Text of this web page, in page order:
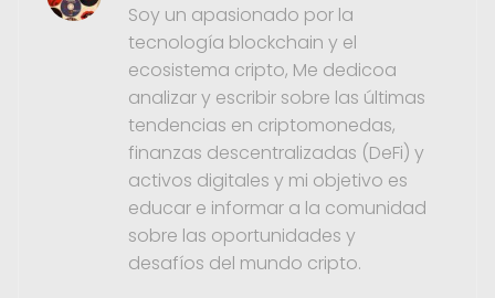
Soy un apasionado por la
tecnología blockchain y el
ecosistema cripto, Me dedicoa
analizar y escribir sobre las últimas
tendencias en criptomonedas,
finanzas descentralizadas (DeFi) y
activos digitales y mi objetivo es
educar e informar a la comunidad
sobre las oportunidades y
desafíos del mundo cripto.